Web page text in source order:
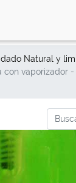
Natural y
con vaporizador